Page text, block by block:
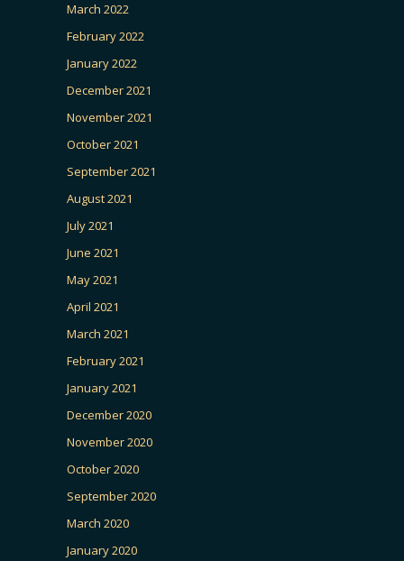
March 2022
February 2022
January 2022
December 2021
November 2021
October 2021
September 2021
August 2021
July 2021
June 2021
May 2021
April 2021
March 2021
February 2021
January 2021
December 2020
November 2020
October 2020
September 2020
March 2020
January 2020